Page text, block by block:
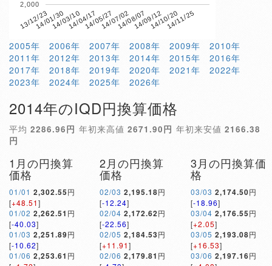
13/12/2314/01/3014/03/1014/04/1714/05/2714/07/0214/08/0714/09/1214/10/2014/11/25
2,000
2005年 2006年 2007年 2008年 2009年
2010年
2011年
2012年 2013年 2014年 2015年
2016年
2017年
2018年 2019年 2020年 2021年
2022年
2023年
2024年 2025年 2026年
2014年のIQD円換算価格
平均 2286.96円 年初来高値 2671.90円 年初来安値 2166.38
円
1月の円換算
価格
01/01 2,302.55円
[+48.51]
01/02 2,262.51 円
[-40.03]
01/03 2,251.89円
[-10.62]
01/06 2,253.61 円
2月の円換算
価格
02/03 2,195.18円
[-12.24]
02/04 2,172.62円
[-22.56]
02/05 2,184.53円
[+11.91]
02/06 2,179.81 円
3月の円換算価
格
03/03 2,174.50円
[-18.96]
03/04 2,176.55円
[+2.05]
03/05 2,193.08円
[+16.53]
03/06 2,197.16円